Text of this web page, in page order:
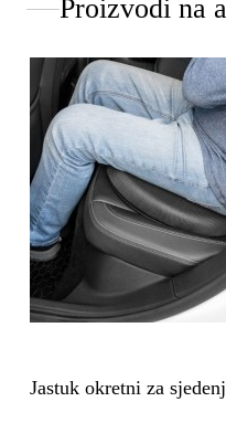
Proizvodi na
Jastuk okretni za